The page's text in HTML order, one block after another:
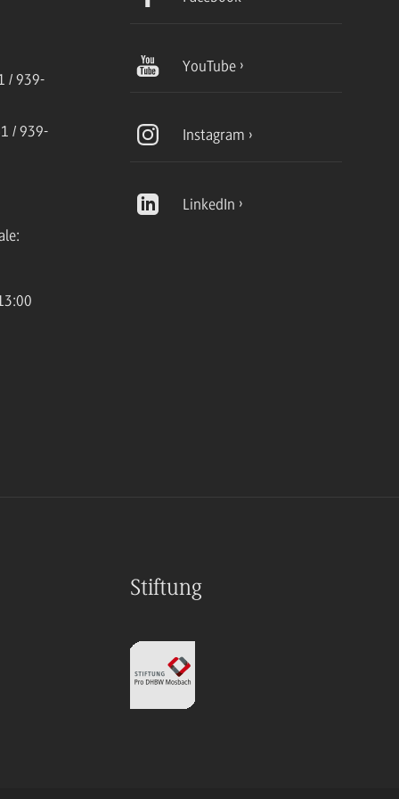
/ 939-
/ 939-
YouTube
Instagram
LinkedIn
Stiftung